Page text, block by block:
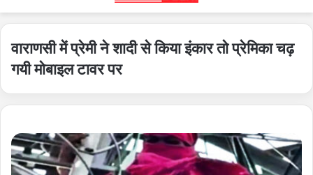
वाराणसी में प्रेमी ने शादी से किया इंकार तो प्रेमिका चढ़
गयी मोबाइल टावर पर